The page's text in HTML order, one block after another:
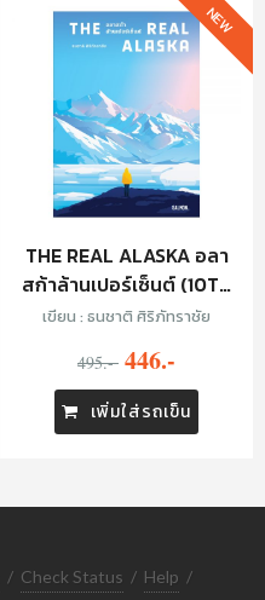
THE REAL ALASKA อลา
สก้าล้านเปอร์เซ็นต์ (10TH
ANNIVERSARY EDITION)
เขียน : ธนชาติ ศิริภัทราชัย
495.- 446.-
เพิ่มใส่รถเข็น
NEW
/ Check Status / Help /